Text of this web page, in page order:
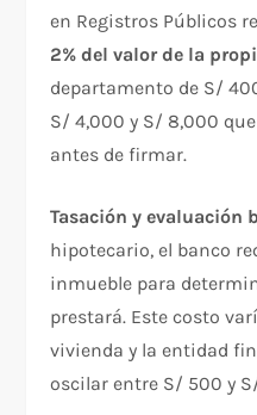
en Registros Públicos
2% del valor de la
departamento de S/
S/ 4,000 y S/ 8,000
antes de firmar.
Tasación y evaluación
hipotecario, el banco
inmueble para
prestará. Este costo
vivienda y la entidad
oscilar entre S/ 500 y